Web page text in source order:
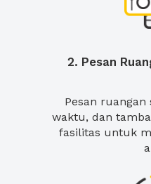
2. Pesan
Pesan ruangan
waktu, dan
fasilitas untuk